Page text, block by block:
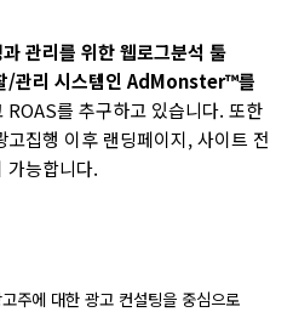
관리를 위한 웹로그분석 툴
/관리 시스템인 AdMonster™를
ROAS를 추구하고 있습니다. 또한
집행 이후 랜딩페이지, 사이트 전
가능합니다.
주에 대한 광고 컨설팅을 중심으로